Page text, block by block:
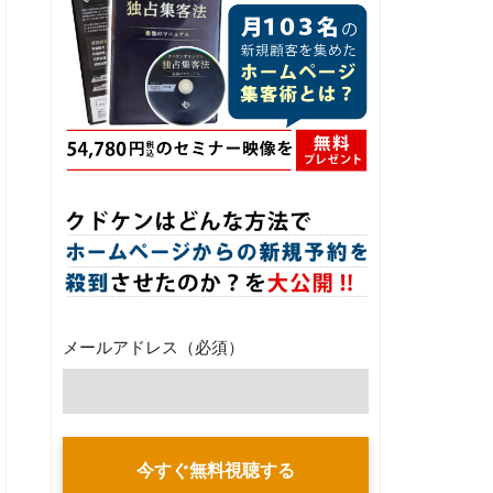
メールアドレス （必須）
今すぐ無料視聴する